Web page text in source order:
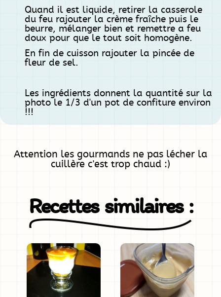
Quand il est liquide, retirer la casserole
du feu rajouter la crème fraîche puis le
beurre, mélanger bien et remettre a feu
doux pour que le tout soit homogène.
En fin de cuisson rajouter la pincée de
fleur de sel.
Les ingrédients donnent la quantité sur la
photo le 1/3 d'un pot de confiture environ
!!!
Attention les gourmands ne pas lécher la
cuillère c'est trop chaud :)
Recettes similaires :